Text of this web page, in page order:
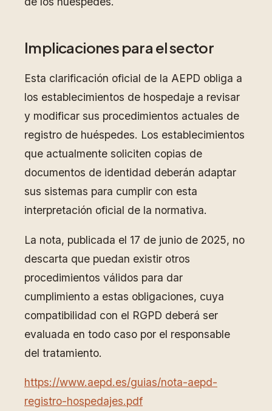
Implicaciones para el sector
Esta clarificación oficial de la AEPD obliga a
los establecimientos de hospedaje a revisar
y modificar sus procedimientos actuales de
registro de huéspedes. Los establecimientos
que actualmente soliciten copias de
documentos de identidad deberán adaptar
sus sistemas para cumplir con esta
interpretación oficial de la normativa.
La nota, publicada el 17 de junio de 2025, no
descarta que puedan existir otros
procedimientos válidos para dar
cumplimiento a estas obligaciones, cuya
compatibilidad con el RGPD deberá ser
evaluada en todo caso por el responsable
del tratamiento.
https://www.aepd.es/guias/nota-aepd-
registro-hospedajes.pdf